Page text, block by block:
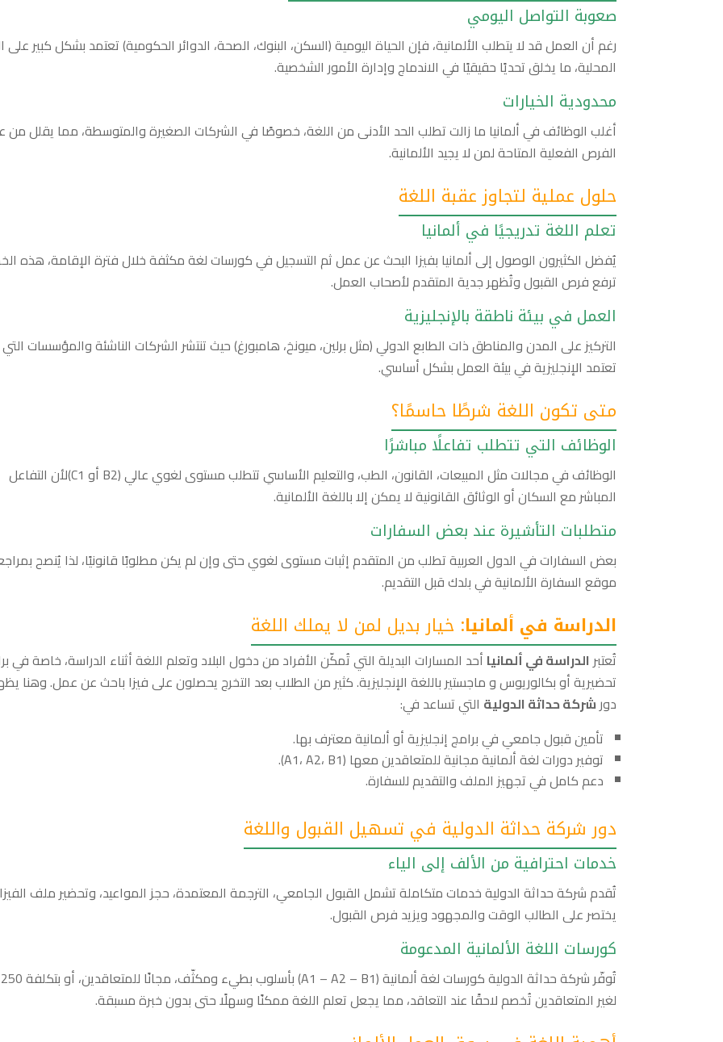
صعوبة التواصل اليومي
رغم أن العمل قد لا يتطلب الألمانية، فإن الحياة اليومية (السكن، البنوك، الصحة، الدوائر الحكومية) تعتمد بشكل كبير على
المحلية، ما يخلق تحديًا حقيقيًا في الاندماج وإدارة الأمور الشخصية.
محدودية الخيارات
أغلب الوظائف في ألمانيا ما زالت تطلب الحد الأدنى من اللغة، خصوصًا في الشركات الصغيرة والمتوسطة، مما يقلل من
الفرص الفعلية المتاحة لمن لا يجيد الألمانية.
حلول عملية لتجاوز عقبة اللغة
تعلم اللغة تدريجيًا في ألمانيا
يُفضل الكثيرون الوصول إلى ألمانيا بفيزا البحث عن عمل ثم التسجيل في كورسات لغة مكثفة خلال فترة الإقامة، هذه
ترفع فرص القبول وتُظهر جدية المتقدم لأصحاب العمل.
العمل في بيئة ناطقة بالإنجليزية
التركيز على المدن والمناطق ذات الطابع الدولي (مثل برلين، ميونخ، هامبورغ) حيث تنتشر الشركات الناشئة والمؤسسات التي
تعتمد الإنجليزية في بيئة العمل بشكل أساسي.
متى تكون اللغة شرطًا حاسمًا؟
الوظائف التي تتطلب تفاعلًا مباشرًا
الوظائف في مجالات مثل المبيعات، القانون، الطب، والتعليم الأساسي تتطلب مستوى لغوي عالي (B2 أو C1)لأن التفاعل
المباشر مع السكان أو الوثائق القانونية لا يمكن إلا باللغة الألمانية.
متطلبات التأشيرة عند بعض السفارات
بعض السفارات في الدول العربية تطلب من المتقدم إثبات مستوى لغوي حتى وإن لم يكن مطلوبًا قانونيًا، لذا يُنصح
موقع السفارة الألمانية في بلدك قبل التقديم.
الدراسة في ألمانيا: خيار بديل لمن لا يملك اللغة
تُعتبر الدراسة في ألمانيا أحد المسارات البديلة التي تُمكّن الأفراد من دخول البلاد وتعلم اللغة أثناء الدراسة، خاصة في
تحضيرية أو بكالوريوس و ماجستير باللغة الإنجليزية. كثير من الطلاب بعد التخرج يحصلون على فيزا باحث عن عمل. وهنا
دور شركة حداثة الدولية التي تساعد في:
تأمين قبول جامعي في برامج إنجليزية أو ألمانية معترف بها.
توفير دورات لغة ألمانية مجانية للمتعاقدين معها (A1، A2، B1).
دعم كامل في تجهيز الملف والتقديم للسفارة.
دور شركة حداثة الدولية في تسهيل القبول واللغة
خدمات احترافية من الألف إلى الياء
تُقدم شركة حداثة الدولية خدمات متكاملة تشمل القبول الجامعي، الترجمة المعتمدة، حجز المواعيد، وتحضير ملف
يختصر على الطالب الوقت والمجهود ويزيد فرص القبول.
كورسات اللغة الألمانية المدعومة
لغير المتعاقدين تُخصم لاحقًا عند التعاقد، مما يجعل تعلم اللغة ممكنًا وسهلًا حتى بدون خبرة مسبقة.